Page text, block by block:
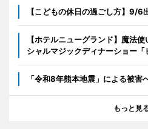
【こどもの休日の過ごし方】9/6
【ホテルニューグランド】魔法
シャルマジックディナーショー「
「令和8年熊本地震」による被害
もっと見